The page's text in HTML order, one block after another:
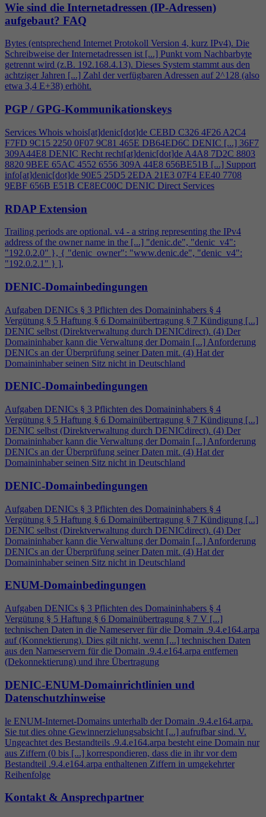
Wie sind die Internetadressen (IP-Adressen)
aufgebaut? FAQ
Bytes (entsprechend Internet Protokoll Version 4, kurz IPv4). Die
Schreibweise der Internetadressen ist [...] Punkt vom Nachbarbyte
getrennt wird (z.B. 192.168.4.13). Dieses System stammt aus den
achtziger Jahren [...] Zahl der verfügbaren Adressen auf 2^128 (also
etwa 3,4 E+38) erhöht.
PGP / GPG-Kommunikationskeys
Services Whois whois[at]denic[dot]de CEBD C326 4F26 A2C4
F7FD 9C15 2250 0F07 9C81 465E DB64ED6C DENIC [...] 36F7
309A44E8 DENIC Recht recht[at]denic[dot]de A4A8 7D2C 8803
8820 9BEE 65AC 4552 6556 309A 44E8 656BE51B [...] Support
info[at]denic[dot]de 90E5 25D5 2EDA 21E3 07F4 EE40 7708
9EBF 656B E51B CE8EC00C DENIC Direct Services
RDAP Extension
Trailing periods are optional. v4 - a string representing the IPv4
address of the owner name in the [...] "denic.de", "denic_v4":
"192.0.2.0" }, { "denic_owner": "www.denic.de", "denic_v4":
"192.0.2.1" } ],
DENIC-Domainbedingungen
Aufgaben DENICs § 3 Pflichten des Domaininhabers § 4
Vergütung § 5 Haftung § 6 Domainübertragung § 7 Kündigung [...]
DENIC selbst (Direktverwaltung durch DENICdirect). (4) Der
Domaininhaber kann die Verwaltung der Domain [...] Anforderung
DENICs an der Überprüfung seiner Daten mit. (4) Hat der
Domaininhaber seinen Sitz nicht in Deutschland
DENIC-Domainbedingungen
Aufgaben DENICs § 3 Pflichten des Domaininhabers § 4
Vergütung § 5 Haftung § 6 Domainübertragung § 7 Kündigung [...]
DENIC selbst (Direktverwaltung durch DENICdirect). (4) Der
Domaininhaber kann die Verwaltung der Domain [...] Anforderung
DENICs an der Überprüfung seiner Daten mit. (4) Hat der
Domaininhaber seinen Sitz nicht in Deutschland
DENIC-Domainbedingungen
Aufgaben DENICs § 3 Pflichten des Domaininhabers § 4
Vergütung § 5 Haftung § 6 Domainübertragung § 7 Kündigung [...]
DENIC selbst (Direktverwaltung durch DENICdirect). (4) Der
Domaininhaber kann die Verwaltung der Domain [...] Anforderung
DENICs an der Überprüfung seiner Daten mit. (4) Hat der
Domaininhaber seinen Sitz nicht in Deutschland
ENUM-Domainbedingungen
Aufgaben DENICs § 3 Pflichten des Domaininhabers § 4
Vergütung § 5 Haftung § 6 Domainübertragung § 7 V [...]
technischen Daten in die Nameserver für die Domain .9.4.e164.arpa
auf (Konnektierung). Dies gilt nicht, wenn [...] technischen Daten
aus den Nameservern für die Domain .9.4.e164.arpa entfernen
(Dekonnektierung) und ihre Übertragung
DENIC-ENUM-Domainrichtlinien und
Datenschutzhinweise
le ENUM-Internet-Domains unterhalb der Domain .9.4.e164.arpa.
Sie tut dies ohne Gewinnerzielungsabsicht [...] aufrufbar sind. V.
Ungeachtet des Bestandteils .9.4.e164.arpa besteht eine Domain nur
aus Ziffern (0 bis [...] korrespondieren, dass die in ihr vor dem
Bestandteil .9.4.e164.arpa enthaltenen Ziffern in umgekehrter
Reihenfolge
Kontakt & Ansprechpartner